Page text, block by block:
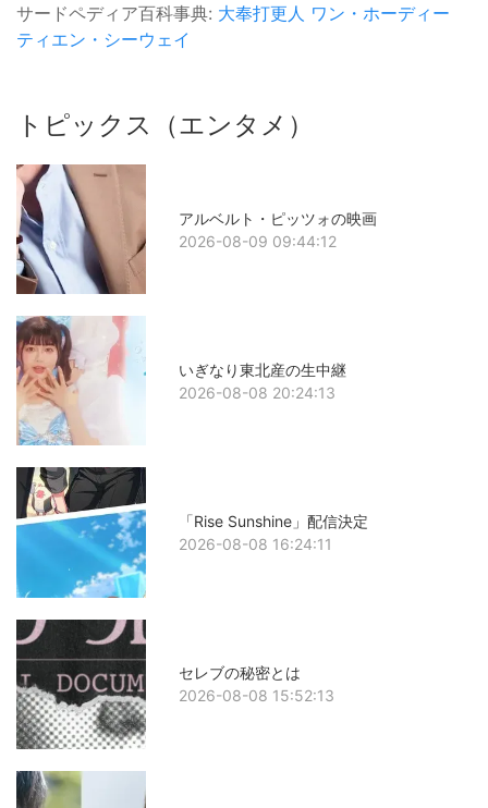
サードペディア百科事典: 大奉打更人 ワン・ホーディー
ティエン・シーウェイ
トピックス（エンタメ）
アルベルト・ピッツォの映画
2026-08-09 09:44:12
いぎなり東北産の生中継
2026-08-08 20:24:13
「Rise Sunshine」配信決定
2026-08-08 16:24:11
セレブの秘密とは
2026-08-08 15:52:13